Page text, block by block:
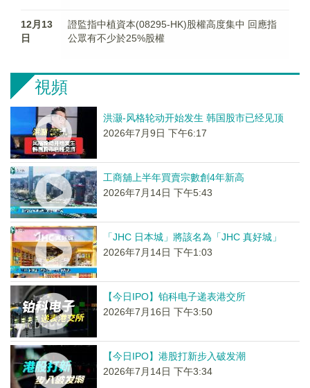
12月13
日
證監指中植資本(08295-HK)股權高度集中 回應指
公眾有不少於25%股權
視頻
洪灏-风格轮动开始发生 韩国股市已经见顶
2026年7月9日 下午6:17
工商舖上半年買賣宗數創4年新高
2026年7月14日 下午5:43
「JHC 日本城」將該名為「JHC 真好城」
2026年7月14日 下午1:03
【今日IPO】铂科电子递表港交所
2026年7月16日 下午3:50
【今日IPO】港股打新步入破发潮
2026年7月14日 下午3:34